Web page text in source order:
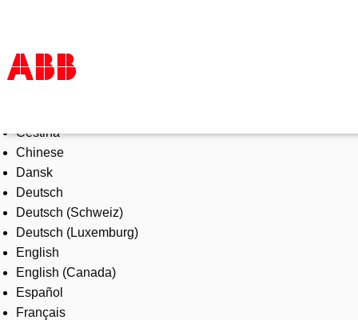
Products & Solutions
Industries
Services
About us
Where to buy
Contact us
Careers
Čeština
Chinese
Dansk
Deutsch
Deutsch (Schweiz)
Deutsch (Luxemburg)
English
English (Canada)
Español
Français